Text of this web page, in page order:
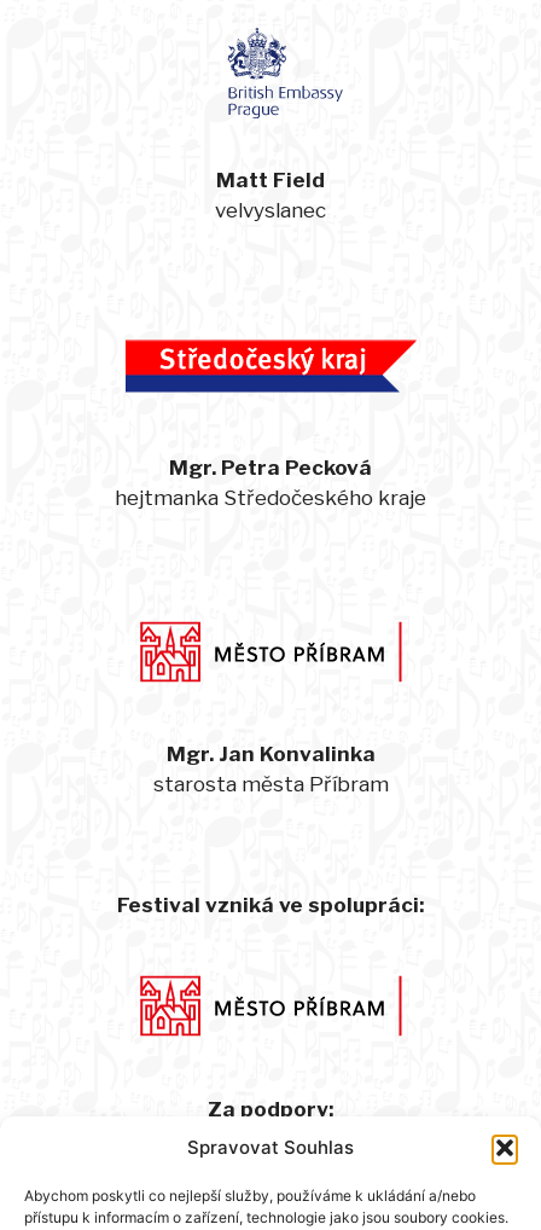
Spravovat Souhlas
Abychom poskytli co nejlepší služby, používáme k ukládání a/nebo
přístupu k informacím o zařízení, technologie jako jsou soubory cookies.
Matt Field
velvyslanec
Mgr. Petra Pecková
hejtmanka Středočeského kraje
Mgr. Jan Konvalinka
starosta města Příbram
Festival vzniká ve spolupráci:
Za podpory: